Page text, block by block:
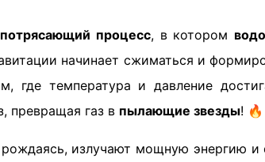
потрясающий процесс, в котором
начинает сжиматься и
где температура и давление
превращая газ в пылающие звезды! 🔥
излучают мощную энергию